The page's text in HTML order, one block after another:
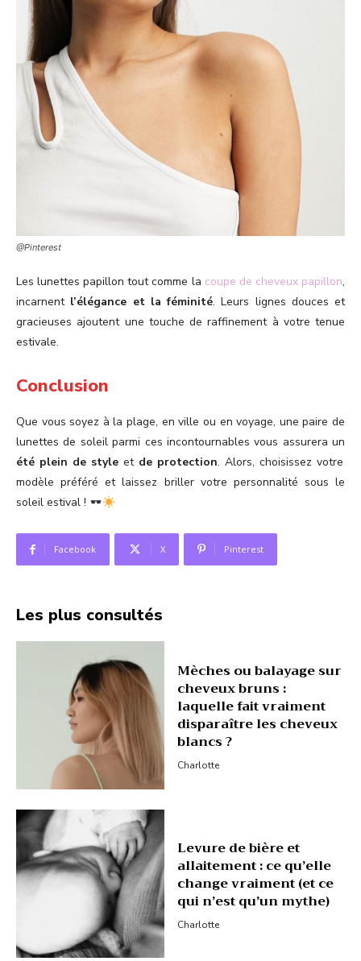
@Pinterest
Les lunettes papillon tout comme la coupe de cheveux papillon,
incarnentl’élégance et la féminité. Leurs lignes douces et
gracieuses ajoutent une touche de raffinement à votre tenue
estivale.
Conclusion
Que vous soyez à la plage, en ville ou en voyage, une paire de
lunettes de soleil parmi ces incontournables vous assurera un
été plein de style et de protection. Alors, choisissez votre
modèle préféré et laissez briller votre personnalité sous le
soleil estival !
Facebook X Pinterest
Les plus consultés
Mèches ou balayage sur
cheveux bruns :
laquelle fait vraiment
disparaître les cheveux
blancs ?
Charlotte
Levure de bière et
allaitement : ce qu’elle
change vraiment (et ce
qui n’est qu’un mythe)
Charlotte